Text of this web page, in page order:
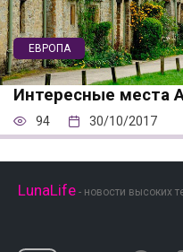
ЕВРОПА
Интересные места
94 30/10/2017
LunaLife - новости высоких